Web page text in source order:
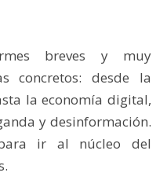
breves y muy
concretos: desde la
la economía digital,
y desinformación.
ir al núcleo del